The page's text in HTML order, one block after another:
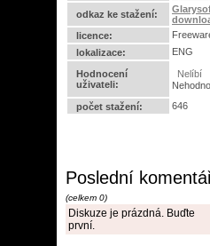
odkaz ke stažení:
licence:
lokalizace:
ENG
Hodnocení
uživateli:
počet stažení:
646
Poslední
(celkem 0)
Diskuze je prázdná. Buďte
první.